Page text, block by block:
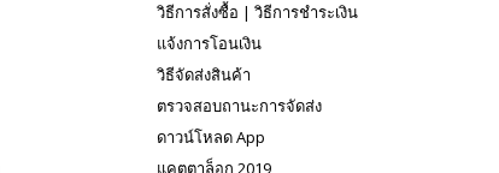
วิธีการสั่งซื้อ | วิธีการชำระเงิน
แจ้งการโอนเงิน
วิธีจัดส่งสินค้า
ตรวจสอบถานะการจัดส่ง
ดาวน์โหลด App
แคตตาล็อก 2019